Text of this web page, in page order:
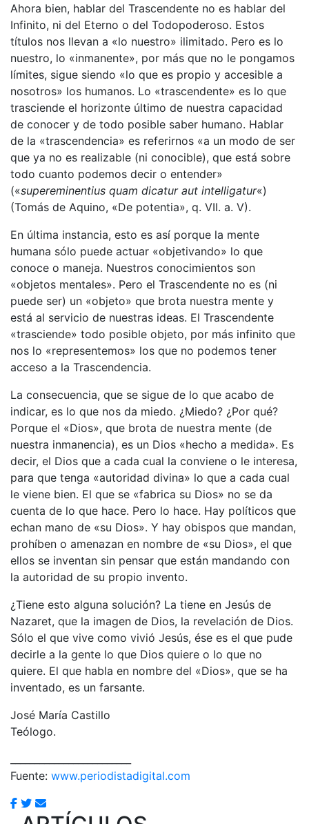
Ahora bien, hablar del Trascendente no es hablar del
Infinito, ni del Eterno o del Todopoderoso. Estos
títulos nos llevan a «lo nuestro» ilimitado. Pero es lo
nuestro, lo «inmanente», por más que no le pongamos
límites, sigue siendo «lo que es propio y accesible a
nosotros» los humanos. Lo «trascendente» es lo que
trasciende el horizonte último de nuestra capacidad
de conocer y de todo posible saber humano. Hablar
de la «trascendencia» es referirnos «a un modo de ser
que ya no es realizable (ni conocible), que está sobre
todo cuanto podemos decir o entender»
(«supereminentius quam dicatur aut intelligatur«)
(Tomás de Aquino, «De potentia», q. VII. a. V).
En última instancia, esto es así porque la mente
humana sólo puede actuar «objetivando» lo que
conoce o maneja. Nuestros conocimientos son
«objetos mentales». Pero el Trascendente no es (ni
puede ser) un «objeto» que brota nuestra mente y
está al servicio de nuestras ideas. El Trascendente
«trasciende» todo posible objeto, por más infinito que
nos lo «representemos» los que no podemos tener
acceso a la Trascendencia.
La consecuencia, que se sigue de lo que acabo de
indicar, es lo que nos da miedo. ¿Miedo? ¿Por qué?
Porque el «Dios», que brota de nuestra mente (de
nuestra inmanencia), es un Dios «hecho a medida». Es
decir, el Dios que a cada cual la conviene o le interesa,
para que tenga «autoridad divina» lo que a cada cual
le viene bien. El que se «fabrica su Dios» no se da
cuenta de lo que hace. Pero lo hace. Hay políticos que
echan mano de «su Dios». Y hay obispos que mandan,
prohíben o amenazan en nombre de «su Dios», el que
ellos se inventan sin pensar que están mandando con
la autoridad de su propio invento.
¿Tiene esto alguna solución? La tiene en Jesús de
Nazaret, que la imagen de Dios, la revelación de Dios.
Sólo el que vive como vivió Jesús, ése es el que pude
decirle a la gente lo que Dios quiere o lo que no
quiere. El que habla en nombre del «Dios», que se ha
inventado, es un farsante.
José María Castillo
Teólogo.
Fuente: www.periodistadigital.com